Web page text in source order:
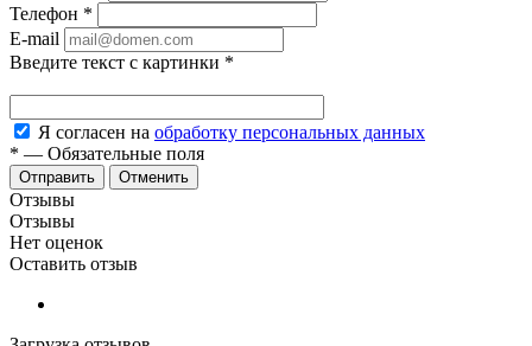
Телефон *
E-mail
Введите текст с картинки *
Я согласен на обработку персональных данных
* — Обязательные поля
Отменить
Отзывы
Отзывы
Нет оценок
Оставить отзыв